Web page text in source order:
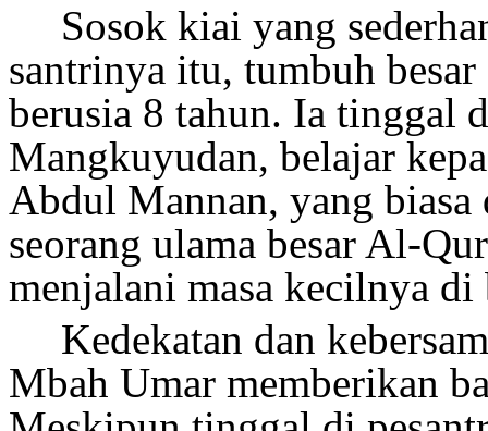
Sosok kiai yang
santrinya itu, tumbuh
berusia 8 tahun. Ia tinggal
Mangkuyudan, belajar
Abdul Mannan, yang biasa
seorang ulama besar Al-
menjalani masa kecilnya di
Kedekatan dan
Mbah Umar memberikan